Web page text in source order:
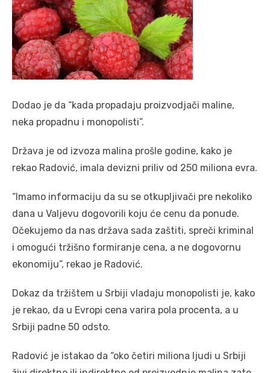
Dodao je da “kada propadaju proizvodjači maline,
neka propadnu i monopolisti”.
Država je od izvoza malina prošle godine, kako je
rekao Radović, imala devizni priliv od 250 miliona evra.
“Imamo informaciju da su se otkupljivači pre nekoliko
dana u Valjevu dogovorili koju će cenu da ponude.
Očekujemo da nas država sada zaštiti, spreči kriminal
i omogući tržišno formiranje cena, a ne dogovornu
ekonomiju”, rekao je Radović.
Dokaz da tržištem u Srbiji vladaju monopolisti je, kako
je rekao, da u Evropi cena varira pola procenta, a u
Srbiji padne 50 odsto.
Radović je istakao da “oko četiri miliona ljudi u Srbiji